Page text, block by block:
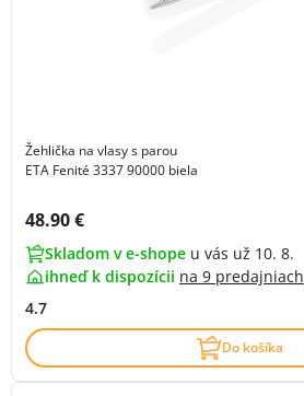
Žehlička na vlasy s parou
ETA Fenité 3337 90000 biela
Cena s DPH:
48.90 €
Skladom v e-shope u vás už 10. 8.
ihneď k dispozícii na 9 predajniach
4.7
Do košíka